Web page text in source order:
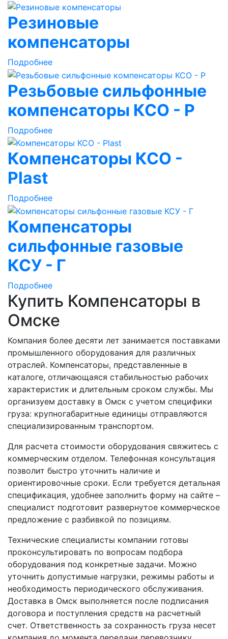
Резиновые
компенсаторы
Подробнее
Резьбовые сильфонные
компенсаторы КСО - Р
Подробнее
Компенсаторы КСО -
Plast
Подробнее
Компенсаторы
сильфонные газовые
КСУ - Г
Подробнее
Купить Компенсаторы в
Омске
Компания более десяти лет занимается поставками
промышленного оборудования для различных
отраслей. Компенсаторы, представленные в
каталоге, отличающаяся стабильностью рабочих
характеристик и длительным сроком службы. Мы
организуем доставку в Омск с учетом специфики
груза: крупногабаритные единицы отправляются
специализированным транспортом.
Для расчета стоимости оборудования свяжитесь с
коммерческим отделом. Телефонная консультация
позволит быстро уточнить наличие и
ориентировочные сроки. Если требуется детальная
спецификация, удобнее заполнить форму на сайте –
специалист подготовит развернутое коммерческое
предложение с разбивкой по позициям.
Технические специалисты компании готовы
проконсультировать по вопросам подбора
оборудования под конкретные задачи. Можно
уточнить допустимые нагрузки, режимы работы и
необходимость периодического обслуживания.
Доставка в Омск выполняется после подписания
договора и поступления средств на расчетный
счет. Ответственность за сохранность груза несет